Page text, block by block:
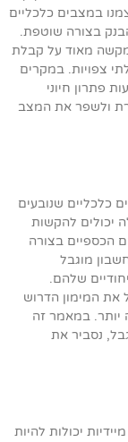
במצבים כלכליים
בצורה שוטפת.
מאוד על קבלת
צפויות. במקרים
פתרון חיוני
ולשפר את המצב
כלכליים שנובעים
יכולים להקשות
הכספיים בצורה
מוגבל
שלהם.
את המימון הדרוש
יותר. במאמר זה
נסביר את
יכולות להיות